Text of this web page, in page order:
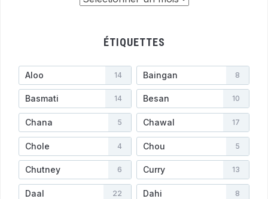
ÉTIQUETTES
Aloo 14 Baingan 8
Basmati 14 Besan 10
Chana 5 Chawal 17
Chole 4 Chou 5
Chutney 6 Curry 13
Daal 22 Dahi 8